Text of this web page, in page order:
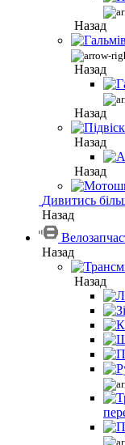
Назад
Назад
Назад
Назад
Назад
Дивитись
Назад
Назад
Назад